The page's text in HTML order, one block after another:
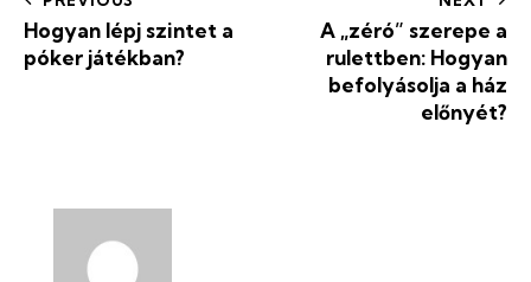
Hogyan lépj szintet a
póker játékban?
A „zéró” szerepe a
rulettben: Hogyan
befolyásolja a ház
előnyét?